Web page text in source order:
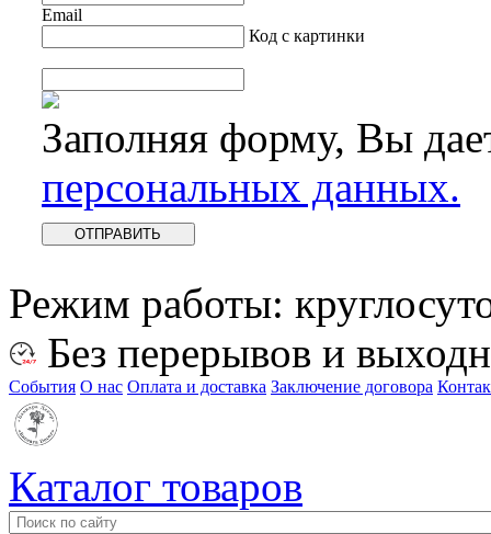
Email
Код с картинки
Заполняя форму, Вы
персональных данных.
Режим работы:
Без перерывов и
События О нас Оплата и доставка Заключение договора
Каталог товаров